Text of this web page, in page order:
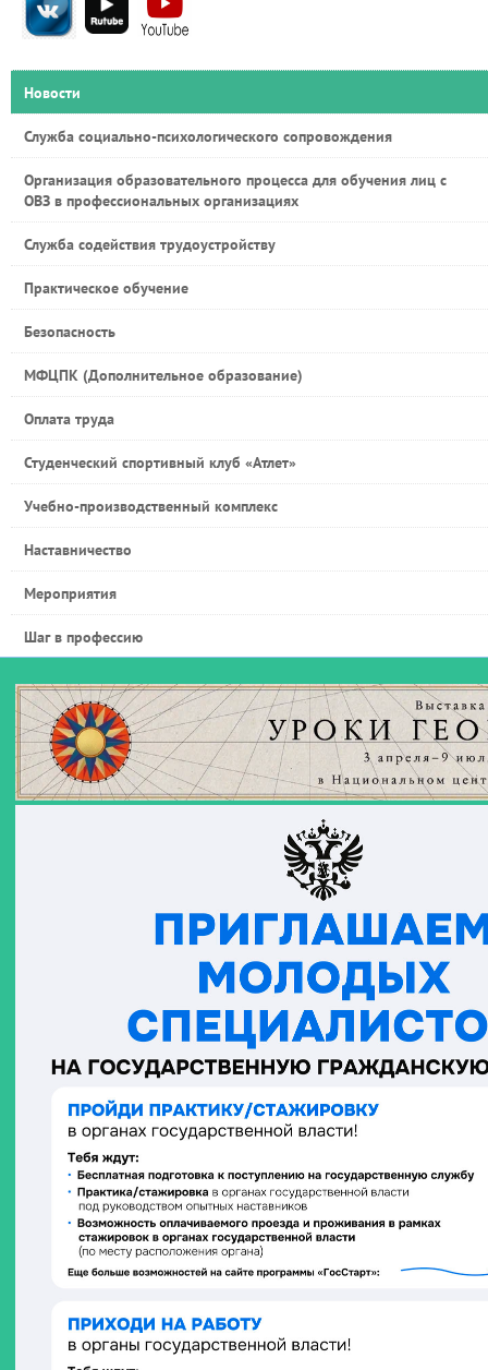
Новости
Служба социально-психологического сопровождения
Организация образовательного процесса для обучения лиц с
ОВЗ в профессиональных организациях
Служба содействия трудоустройству
Практическое обучение
Безопасность
МФЦПК (Дополнительное образование)
Оплата труда
Студенческий спортивный клуб «Атлет»
Учебно-производственный комплекс
Наставничество
Мероприятия
Шаг в профессию